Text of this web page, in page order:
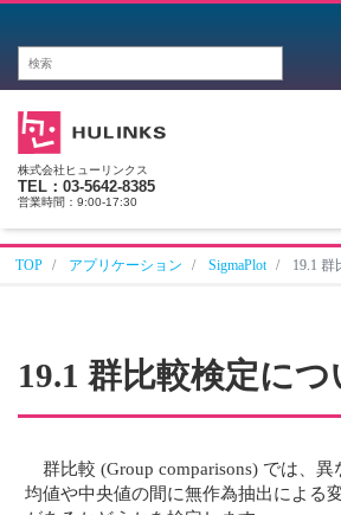
株式会社ヒューリンクス
TEL：03-5642-8385
営業時間：9:00-17:30
TOP アプリケーション SigmaPlot 19.1
19.1 群比較検定につ
群比較 (Group comparisons) では、
均値や中央値の間に無作為抽出による